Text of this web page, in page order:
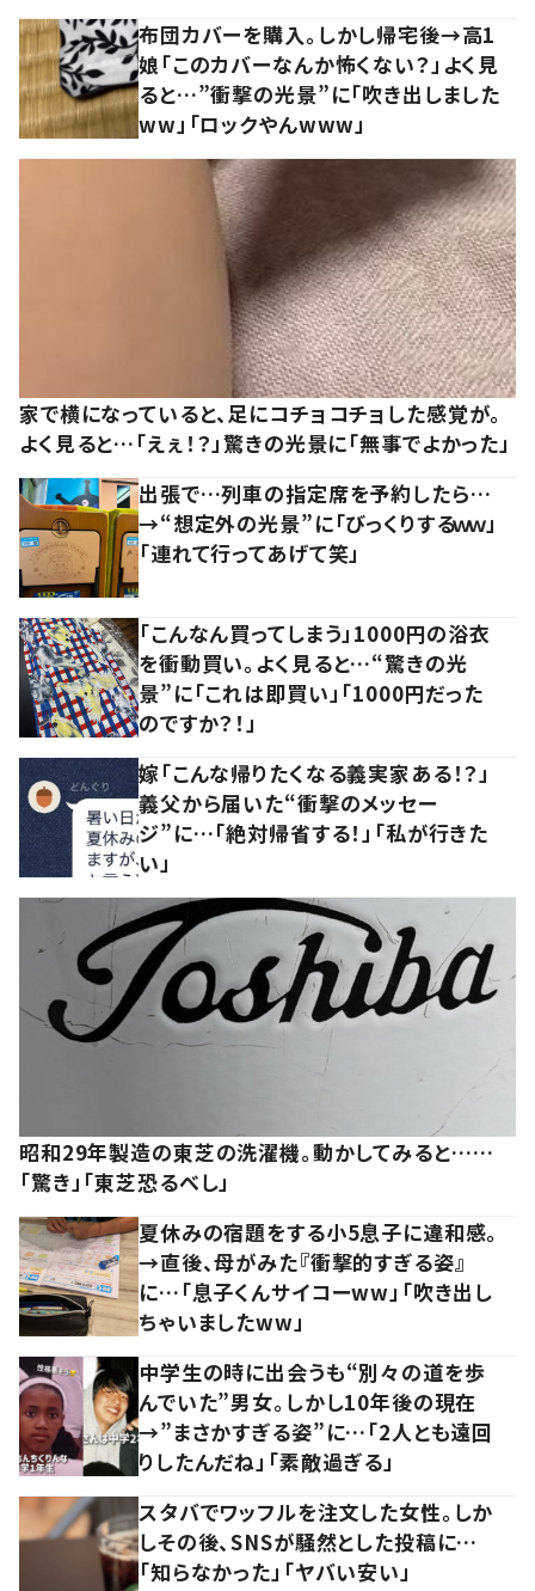
布団カバーを購入。しかし帰宅後→高1
娘「このカバーなんか怖くない？」よく見
ると…”衝撃の光景”に「吹き出しました
ww」「ロックやんwww」
家で横になっていると、足にコチョコチョした感覚が。
よく見ると…「えぇ！？」驚きの光景に「無事でよかった」
出張で…列車の指定席を予約したら…
→“想定外の光景”に「びっくりするｗｗ」
「連れて行ってあげて笑」
「こんなん買ってしまう」1000円の浴衣
を衝動買い。よく見ると…“驚きの光
景”に「これは即買い」「1000円だった
のですか？！」
嫁「こんな帰りたくなる義実家ある！？」
義父から届いた“衝撃のメッセー
ジ”に…「絶対帰省する！」「私が行きた
い」
昭和29年製造の東芝の洗濯機。動かしてみると……
「驚き」「東芝恐るべし」
夏休みの宿題をする小5息子に違和感。
→直後、母がみた『衝撃的すぎる姿』
に…「息子くんサイコーww」「吹き出し
ちゃいましたww」
中学生の時に出会うも“別々の道を歩
んでいた”男女。しかし10年後の現在
→”まさかすぎる姿”に…「2人とも遠回
りしたんだね」「素敵過ぎる」
スタバでワッフルを注文した女性。しか
しその後、SNSが騒然とした投稿に…
「知らなかった」「ヤバい安い」